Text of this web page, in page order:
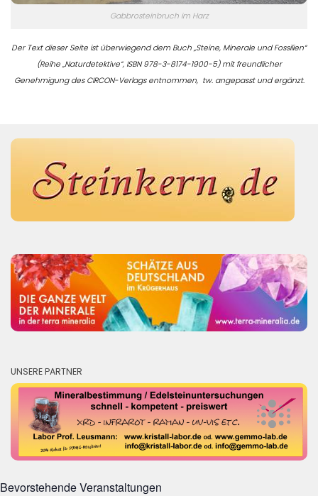
Gabbrosteinbruch im Harz
Der Text dieser Seite ist überwiegend dem Buch „Steine, Minerale und Fossilien“
(Reihe „Naturdetektive“, ISBN 978-3-8174-1900-5) mit freundlicher
Genehmigung des CIRCON-Verlags entnommen, tw. angepasst und ergänzt.
UNSERE PARTNER
Bevorstehende Veranstaltungen